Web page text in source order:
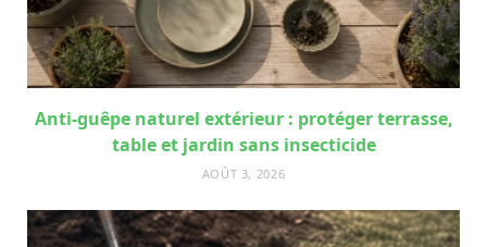
Anti-guêpe naturel extérieur : protéger terrasse,
table et jardin sans insecticide
AOÛT 3, 2026